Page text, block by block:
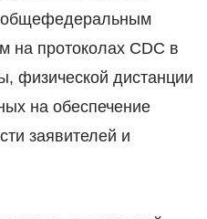
общефедеральным
на протоколах CDC в
физической дистанции
на обеспечение
заявителей и